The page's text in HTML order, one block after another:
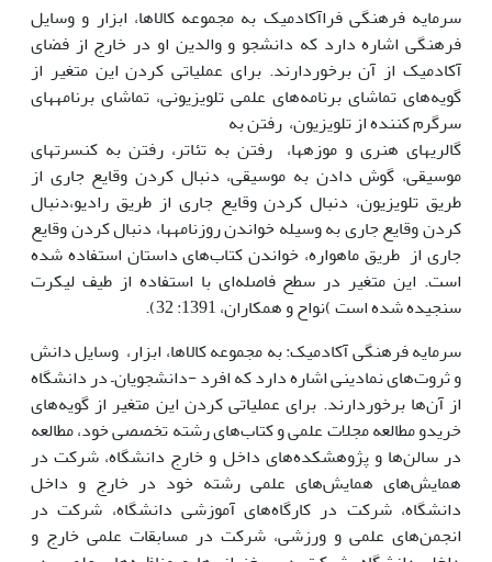
سرمایه فرهنگی فراآکادمیک به مجموعه کالاها، ابزار و وسایل
فرهنگی اشاره دارد که دانشجو و والدین او در خارج از فضای
آکادمیک از آن برخوردارند. برای عملیاتی کردن این متغیر از
گویه‌های تماشای برنامه‌های علمی تلویزیونی، تماشای برنامه­های
سرگرم کننده از تلویزیون، رفتن به
گالری­های هنری و موزه­ها، رفتن به تئاتر، رفتن به کنسرت­های
موسیقی، گوش دادن به موسیقی، دنبال کردن وقایع جاری از
طریق تلویزیون، دنبال کردن وقایع جاری از طریق رادیو،دنبال
کردن وقایع جاری به وسیله خواندن روزنامه­ها، دنبال کردن وقایع
جاری از طریق ماهواره، خواندن کتاب‌های داستان استفاده شده
است. این متغیر در سطح فاصله‌ای با استفاده از طیف لیکرت
سنجیده شده است )نواح و همکاران، 1391: 32).
سرمایه فرهنگی آکادمیک: به مجموعه کالاها، ابزار، وسایل دانش
و ثروت‌های نمادینی اشاره دارد که افرد -دانشجویان– در دانشگاه
از آن‌ها برخوردارند. برای عملیاتی کردن این متغیر از گویه‌های
خریدو مطالعه مجلات علمی و کتاب‌های رشته تخصصی خود، مطالعه
در سالن‌ها و پژوهشکده‌های داخل و خارج دانشگاه، شرکت در
همایش‌های همایش‌های علمی رشته خود در خارج و داخل
دانشگاه، شرکت در کارگاه‌های آموزشی دانشگاه، شرکت در
انجمن‌های علمی و ورزشی‌، شرکت در مسابقات علمی خارج و